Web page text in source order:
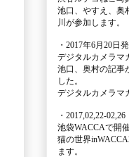
池口、やすえ、奥
川が参加します。
・2017年6月20日
デジタルカメラマ
池口、奥村の記事
した。
デジタルカメラマ
・2017,02,22-02,26
池袋WACCAで開
猫の世界
ます。